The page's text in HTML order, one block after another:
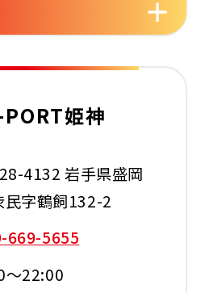
洗車機
ットカード
姫神
4132 岩手県盛岡
民字鶴飼132-2
669-5655
～22:00